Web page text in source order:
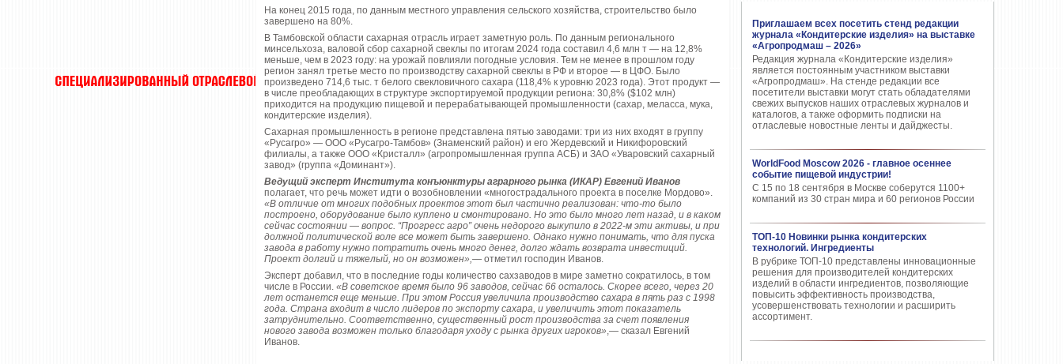
Приглашаем всех посетить стенд редакции
журнала «Кондитерские изделия» на выставке
«Агропродмаш – 2026»
Редакция журнала «Кондитерские изделия»
является постоянным участником выставки
«Агропродмаш». На стенде редакции все
посетители выставки могут стать обладателями
свежих выпусков наших отраслевых журналов и
каталогов, а также оформить подписки на
отласлевые новостные ленты и дайджесты.
WorldFood Moscow 2026 - главное осеннее
событие пищевой индустрии!
С 15 по 18 сентября в Москве соберутся 1100+
компаний из 30 стран мира и 60 регионов России
ТОП-10 Новинки рынка кондитерских
технологий. Ингредиенты
В рубрике ТОП-10 представлены инновационные
решения для производителей кондитерских
изделий в области ингредиентов, позволяющие
повысить эффективность производства,
усовершенствовать технологии и расширить
ассортимент.
На конец 2015 года, по данным местного управления сельского хозяйства, строительство было
завершено на 80%.
В Тамбовской области сахарная отрасль играет заметную роль. По данным регионального
минсельхоза, валовой сбор сахарной свеклы по итогам 2024 года составил 4,6 млн т — на 12,8%
меньше, чем в 2023 году: на урожай повлияли погодные условия. Тем не менее в прошлом году
регион занял третье место по производству сахарной свеклы в РФ и второе — в ЦФО. Было
произведено 714,6 тыс. т белого свекловичного сахара (118,4% к уровню 2023 года). Этот продукт —
в числе преобладающих в структуре экспортируемой продукции региона: 30,8% ($102 млн)
приходится на продукцию пищевой и перерабатывающей промышленности (сахар, меласса, мука,
кондитерские изделия).
Сахарная промышленность в регионе представлена пятью заводами: три из них входят в группу
«Русагро» — ООО «Русагро-Тамбов» (Знаменский район) и его Жердевский и Никифоровский
филиалы, а также ООО «Кристалл» (агропромышленная группа АСБ) и ЗАО «Уваровский сахарный
завод» (группа «Доминант»).
Ведущий эксперт Института конъюнктуры аграрного рынка (ИКАР) Евгений Иванов
полагает, что речь может идти о возобновлении «многострадального проекта в поселке Мордово».
«В отличие от многих подобных проектов этот был частично реализован: что-то было
построено, оборудование было куплено и смонтировано. Но это было много лет назад, и в каком
сейчас состоянии — вопрос. “Прогресс агро” очень недорого выкупило в 2022-м эти активы, и при
должной политической воле все может быть завершено. Однако нужно понимать, что для пуска
завода в работу нужно потратить очень много денег, долго ждать возврата инвестиций.
Проект долгий и тяжелый, но он возможен»,— отметил господин Иванов.
Эксперт добавил, что в последние годы количество сахзаводов в мире заметно сократилось, в том
числе в России. «В советское время было 96 заводов, сейчас 66 осталось. Скорее всего, через 20
лет останется еще меньше. При этом Россия увеличила производство сахара в пять раз с 1998
года. Страна входит в число лидеров по экспорту сахара, и увеличить этот показатель
затруднительно. Соответственно, существенный рост производства за счет появления
нового завода возможен только благодаря уходу с рынка других игроков»,— сказал Евгений
Иванов.